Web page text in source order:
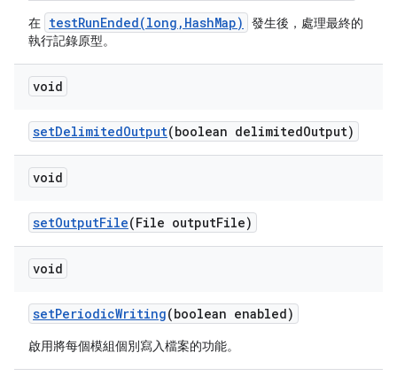
在 testRunEnded(long,HashMap)
發生後，處理最終的
執行記錄原型。
void
setDelimitedOutput(boolean delimitedOutput)
void
setOutputFile(File outputFile)
void
setPeriodicWriting(boolean enabled)
啟用將每個模組個別寫入檔案的功能。